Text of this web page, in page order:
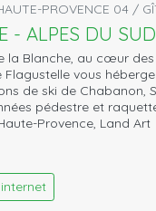
PROVENCE 04 /
- ALPES DU SUD
la Blanche, au cœur
vous
de ski de Chabanon,
pédestre et
Provence, Land Art